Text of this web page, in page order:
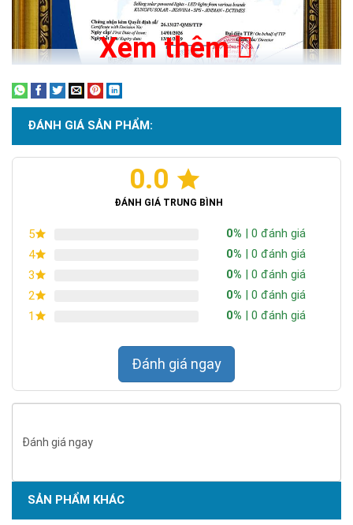
Chứng nhận ISO 9001:2015
Xem thêm
ĐÁNH GIÁ SẢN PHẨM:
0.0
ĐÁNH GIÁ TRUNG BÌNH
5 0% | 0 đánh giá
4
0% | 0 đánh giá
3
0% | 0 đánh giá
2
0% | 0 đánh giá
1
0% | 0 đánh giá
Đánh giá ngay
Đánh giá ngay
SẢN PHẨM KHÁC